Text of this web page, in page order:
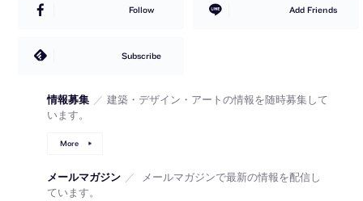
Follow Add Friends
Subscribe
情報募集 ／ 建築・デザイン・アートの情報を随時募集して
います。
More
メールマガジン ／
メールマガジンで最新の情報を配信し
ています。